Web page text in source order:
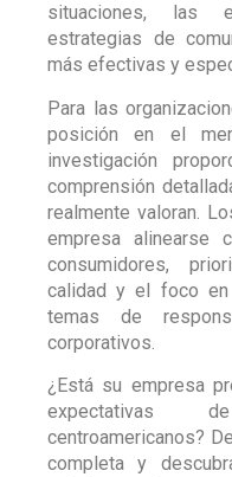
situaciones, las
estrategias de
más efectivas y
Para las
posición en el
investigación
comprensión
realmente valoran.
empresa alinearse
consumidores,
calidad y el foco
temas de
corporativos.
¿Está su empresa
expectativas
centroamericanos?
completa y